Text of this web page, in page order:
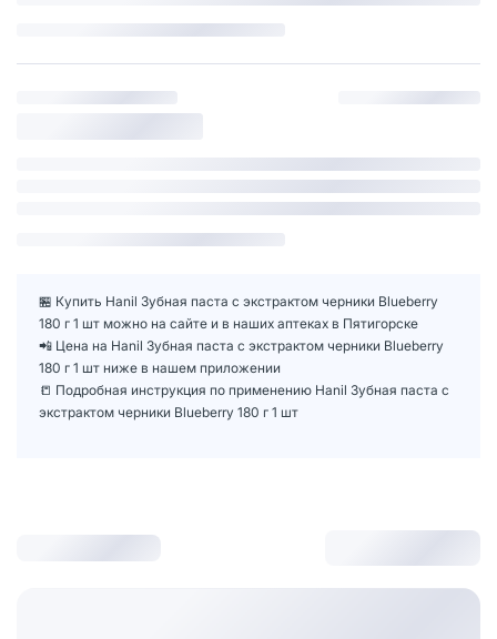
🏪 Купить Hanil Зубная паста с экстрактом черники Blueberry
180 г 1 шт можно на сайте и в наших аптеках в Пятигорске
📲 Цена на Hanil Зубная паста с экстрактом черники Blueberry
180 г 1 шт ниже в нашем приложении
📒 Подробная инструкция по применению Hanil Зубная паста с
экстрактом черники Blueberry 180 г 1 шт